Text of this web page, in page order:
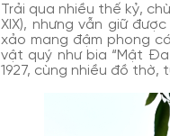
Trải qua nhiều thế kỷ,
XIX), nhưng vẫn giữ
xảo mang đậm phong
vật quý như bia “Mật Đa
1927, cùng nhiều đồ